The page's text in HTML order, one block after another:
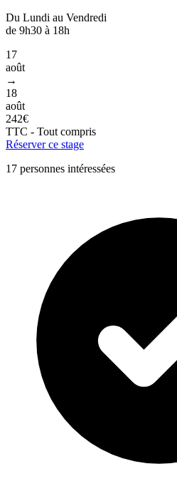
Du Lundi au Vendredi
de 9h30 à 18h
17
août
→
18
août
242€
TTC - Tout compris
Réserver ce stage
17 personnes intéressées